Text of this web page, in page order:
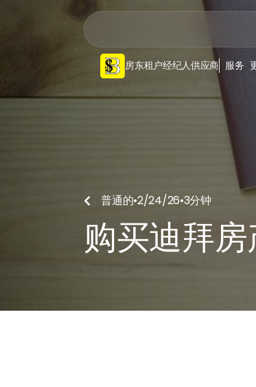
房东租户经纪人供应商 服务
普通的•2/24/26•3分钟
购买迪拜